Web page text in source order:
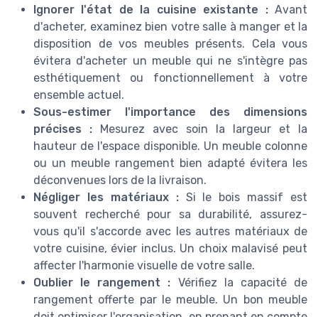
Ignorer l'état de la cuisine existante :Avant
d'acheter, examinez bien votre salle à manger et la
disposition de vos meubles présents. Cela vous
évitera d'acheter un meuble qui ne s'intègre pas
esthétiquement ou fonctionnellement à votre
ensemble actuel.
Sous-estimer l'importance des dimensions
précises : Mesurez avec soin la largeur et la
hauteur de l'espace disponible. Un meuble colonne
ou un meuble rangement bien adapté évitera les
déconvenues lors de la livraison.
Négliger les matériaux :Si le bois massif est
souvent recherché pour sa durabilité, assurez-
vous qu'il s'accorde avec les autres matériaux de
votre cuisine, évier inclus. Un choix malavisé peut
affecter l'harmonie visuelle de votre salle.
Oublier le rangement : Vérifiez la capacité de
rangement offerte par le meuble. Un bon meuble